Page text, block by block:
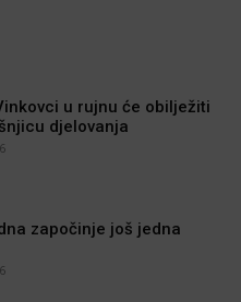
u rujnu će obilježiti
djelovanja
započinje još jedna